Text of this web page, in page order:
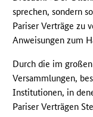
sprechen, sondern
Pariser Verträge zu
Anweisungen zum
Durch die im
Versammlungen,
Institutionen, in
Pariser Verträgen